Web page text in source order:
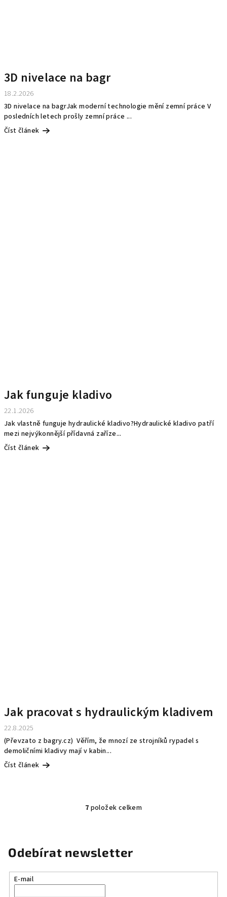
3D nivelace na bagr
18.2.2026
3D nivelace na bagrJak moderní technologie mění zemní práce V
posledních letech prošly zemní práce ...
Číst článek
Jak funguje kladivo
22.1.2026
Jak vlastně funguje hydraulické kladivo?Hydraulické kladivo patří
mezi nejvýkonnější přídavná zaříze...
Číst článek
Jak pracovat s hydraulickým kladivem
22.8.2025
(Převzato z bagry.cz) Věřím, že mnozí ze strojníků rypadel s
demoličními kladivy mají v kabin...
Číst článek
O
á
d
a
7 položek celkem
Odebírat newsletter
E-mail